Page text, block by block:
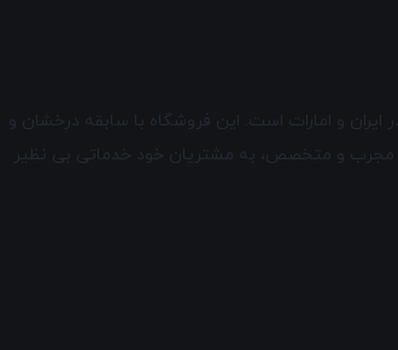
فروشگاه های لپ تاپ و لوازم جانبی در ایران و امارات است. این فروشگاه با سابقه درخشان و
مجرب و متخصص، به مشتریان خود خدماتی بی نظیر